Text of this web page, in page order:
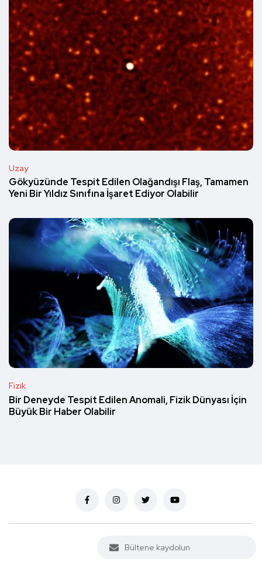
Uzay
Gökyüzünde Tespit Edilen Olağandışı Flaş, Tamamen
Yeni Bir Yıldız Sınıfına İşaret Ediyor Olabilir
Fizik
Bir Deneyde Tespit Edilen Anomali, Fizik Dünyası İçin
Büyük Bir Haber Olabilir